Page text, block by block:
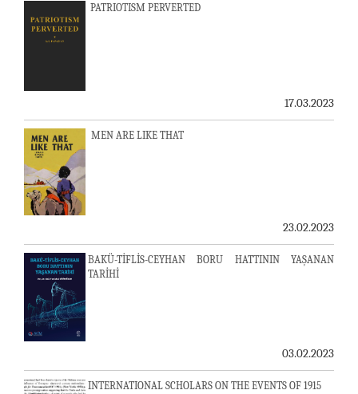
PATRIOTISM PERVERTED
17.03.2023
MEN ARE LIKE THAT
23.02.2023
BAKÜ-TİFLİS-CEYHAN BORU HATTININ YAŞANAN
TARİHİ
03.02.2023
INTERNATIONAL SCHOLARS ON THE EVENTS OF 1915